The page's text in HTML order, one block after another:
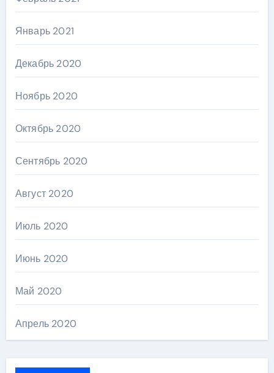
Январь 2021
Декабрь 2020
Ноябрь 2020
Октябрь 2020
Сентябрь 2020
Август 2020
Июль 2020
Июнь 2020
Май 2020
Апрель 2020